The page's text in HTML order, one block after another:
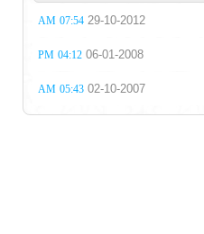
29-10-2012
07:54 AM
06-01-2008
04:12 PM
02-10-2007
05:43 AM